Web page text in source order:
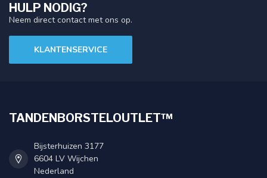
HULP NODIG?
Neem direct contact met ons op.
KLANTENSERVICE
TANDENBORSTELOUTLET™
Bijsterhuizen 3177
6604 LV Wijchen
Nederland